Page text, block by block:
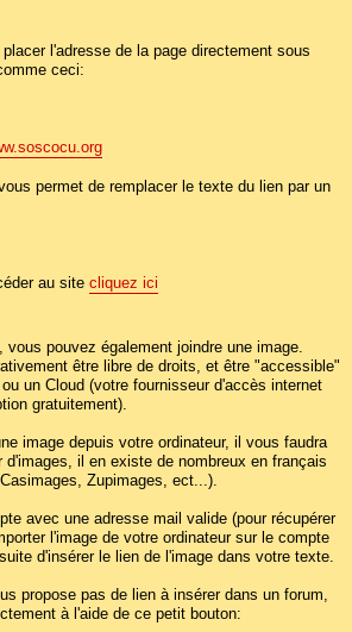
l'adresse de la page directement sous
ceci:
permet de remplacer le texte du lien par un
au site cliquez ici
vous pouvez également joindre une image.
être libre de droits, et être "accessible"
un Cloud (votre fournisseur d'accès internet
gratuitement).
image depuis votre ordinateur, il vous faudra
d'images, il en existe de nombreux en français
Zupimages, ect...).
avec une adresse mail valide (pour récupérer
l'image de votre ordinateur sur le compte
d'insérer le lien de l'image dans votre texte.
propose pas de lien à insérer dans un forum,
à l'aide de ce petit bouton: